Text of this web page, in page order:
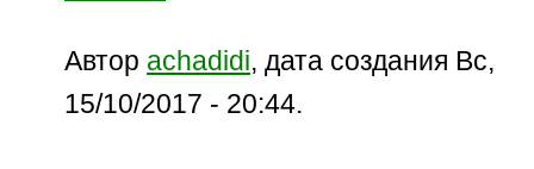
Автор achadidi, дата создания Вс,
15/10/2017 - 20:44.